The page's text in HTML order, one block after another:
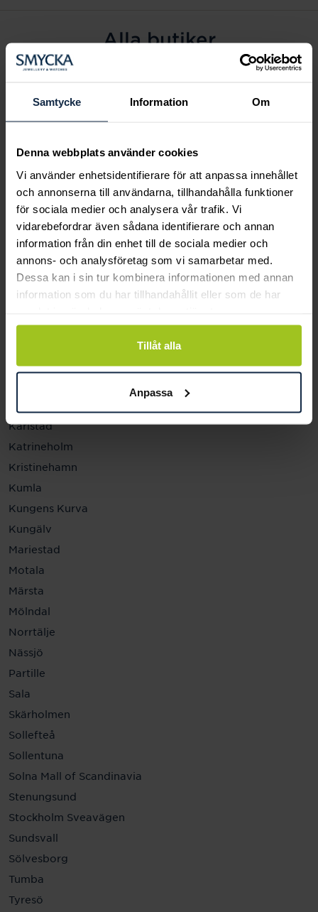
Samtycke Information Om
Denna webbplats använder cookies
Vi använder enhetsidentifierare för att anpassa innehållet
och annonserna till användarna, tillhandahålla funktioner
för sociala medier och analysera vår trafik. Vi
vidarebefordrar även sådana identifierare och annan
information från din enhet till de sociala medier och
annons- och analysföretag som vi samarbetar med.
Dessa kan i sin tur kombinera informationen med annan
information som du har tillhandahållit eller som de har
Tillåt alla
Anpassa
Alla butiker
Alingsås
Arvidsjaur
Eksjö
Fagersta
Farsta
Gävle
Halmstad
Halmstad Hallarna
Haninge
Helsingborg
Jönköping
Karlstad
Katrineholm
Kristinehamn
Kumla
Kungens Kurva
Kungälv
Mariestad
Motala
Märsta
Mölndal
Norrtälje
Nässjö
Partille
Sala
Skärholmen
Sollefteå
Sollentuna
Solna Mall of Scandinavia
Stenungsund
Stockholm Sveavägen
Sundsvall
Sölvesborg
Tumba
Tyresö